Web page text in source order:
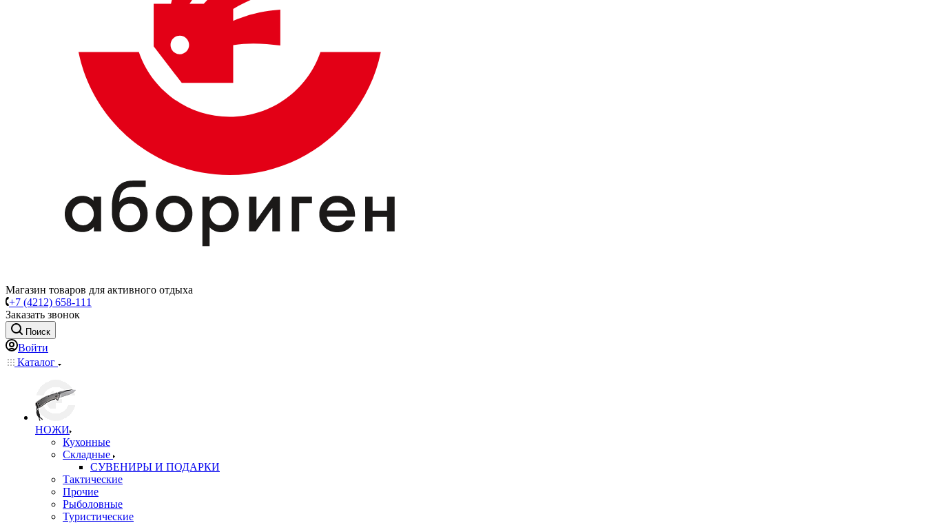
Магазин товаров для активного отдыха
+7 (4212) 658-111
Заказать звонок
Поиск
Войти
Каталог
НОЖИ
Кухонные
Складные
СУВЕНИРЫ И ПОДАРКИ
Тактические
Прочие
Рыболовные
Туристические